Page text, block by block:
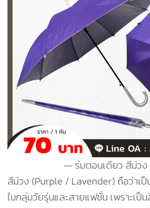
ร่มตอนเดียว สีม่วง
สีม่วง (Purple / Lavender) ถือว่าเ
ในกลุ่มวัยรุ่นและสายแฟชั่น เพราะเป็